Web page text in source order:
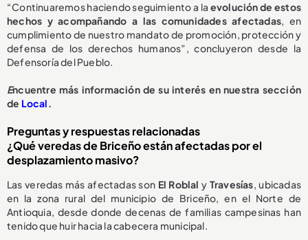
“Continuaremos haciendo seguimiento a la evolución de estos
hechos y acompañando a las comunidades afectadas, en
cumplimiento de nuestro mandato de promoción, protección y
defensa de los derechos humanos”, concluyeron desde la
Defensoría del Pueblo.
Encuentre más información de su interés en nuestra sección
de Local.
Preguntas y respuestas relacionadas
¿Qué veredas de Briceño están afectadas por el
desplazamiento masivo?
Las veredas más afectadas son El Roblal y Travesías, ubicadas
en la zona rural del municipio de Briceño, en el Norte de
Antioquia, desde donde decenas de familias campesinas han
tenido que huir hacia la cabecera municipal.